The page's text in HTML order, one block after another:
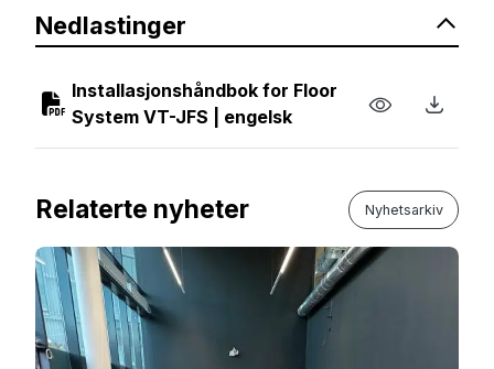
Nedlastinger
Installasjonshåndbok for Floor
System VT-JFS | engelsk
Relaterte nyheter Nyhetsarkiv